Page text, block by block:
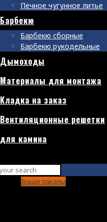
Печное чугунное литье
Барбекю
Барбекю сборные
Барбекю рукодельные
Дымоходы
Материалы для монтажа
Кладка на заказ
Вентиляционные решетки
для камина
Ваши заказы